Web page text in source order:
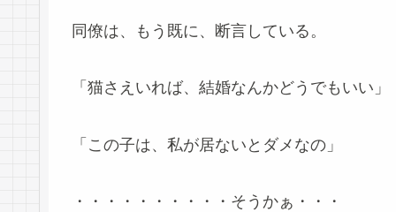
同僚は、もう既に、断言している。
「猫さえいれば、結婚なんかどうでもいい」
「この子は、私が居ないとダメなの」
・・・・・・・・・・そうかぁ・・・